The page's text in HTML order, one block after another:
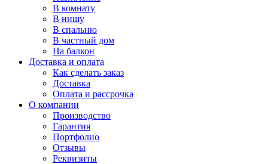
В комнату
В нишу
В спальню
В частный дом
На балкон
Доставка и оплата
Как сделать заказ
Доставка
Оплата и рассрочка
О компании
Производство
Гарантия
Портфолио
Отзывы
Реквизиты